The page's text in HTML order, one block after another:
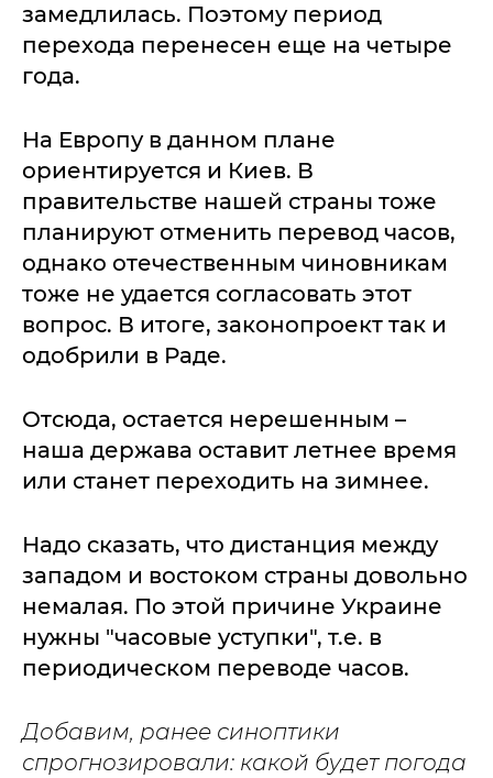
замедлилась. Поэтому период
перехода перенесен еще на четыре
года.
На Европу в данном плане
ориентируется и Киев. В
правительстве нашей страны тоже
планируют отменить перевод часов,
однако отечественным чиновникам
тоже не удается согласовать этот
вопрос. В итоге, законопроект так и
одобрили в Раде.
Отсюда, остается нерешенным –
наша держава оставит летнее время
или станет переходить на зимнее.
Надо сказать, что дистанция между
западом и востоком страны довольно
немалая. По этой причине Украине
нужны "часовые уступки", т.е. в
периодическом переводе часов.
Добавим, ранее синоптики
спрогнозировали: какой будет погода